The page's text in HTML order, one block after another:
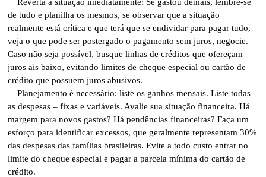
de tudo e planilha os mesmos, se observar que a situação
realmente está crítica e que terá que se endividar para pagar tudo,
veja o que pode ser postergado o pagamento sem juros, negocie.
Caso não seja possível, busque linhas de créditos que ofereçam
juros ais baixo, evitando limites de cheque especial ou cartão de
crédito que possuem juros abusivos.
Planejamento é necessário: liste os ganhos mensais. Liste todas
as despesas – fixas e variáveis. Avalie sua situação financeira. Há
margem para novos gastos? Há pendências financeiras? Faça um
esforço para identificar excessos, que geralmente representam 30%
das despesas das famílias brasileiras. Evite a todo custo entrar no
limite do cheque especial e pagar a parcela mínima do cartão de
crédito.